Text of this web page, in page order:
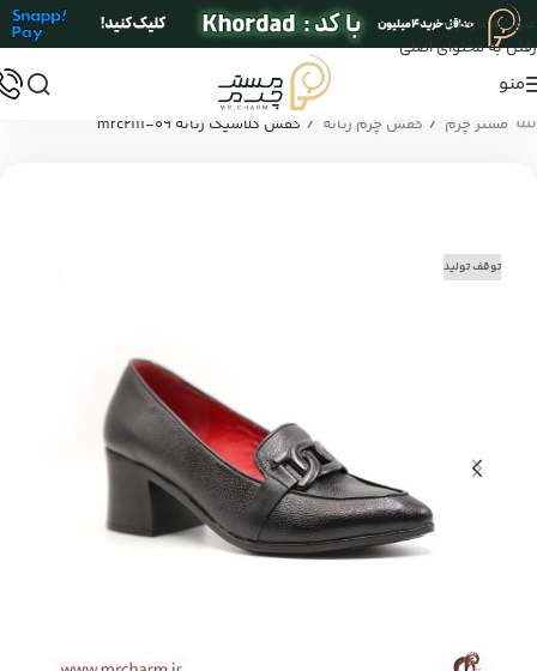
عبور به ناوبری
رفتن به محتوای اصلی
منو
مستر چرم / کفش چرم زنانه / کفش کلاسیک زنانه mrc2111-09
توقف تولید